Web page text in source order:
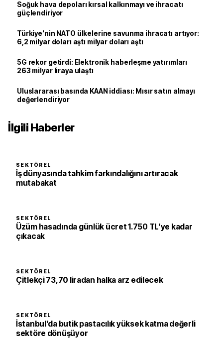
Soğuk hava depoları kırsal kalkınmayı ve ihracatı
güçlendiriyor
Türkiye'nin NATO ülkelerine savunma ihracatı artıyor:
6,2 milyar doları aştı milyar doları aştı
5G rekor getirdi: Elektronik haberleşme yatırımları
263 milyar liraya ulaştı
Uluslararası basında KAAN iddiası: Mısır satın almayı
değerlendiriyor
İlgili Haberler
SEKTÖREL
İş dünyasında tahkim farkındalığını artıracak
mutabakat
SEKTÖREL
Üzüm hasadında günlük ücret 1.750 TL’ye kadar
çıkacak
SEKTÖREL
Çitlekçi 73,70 liradan halka arz edilecek
SEKTÖREL
İstanbul’da butik pastacılık yüksek katma değerli
sektöre dönüşüyor